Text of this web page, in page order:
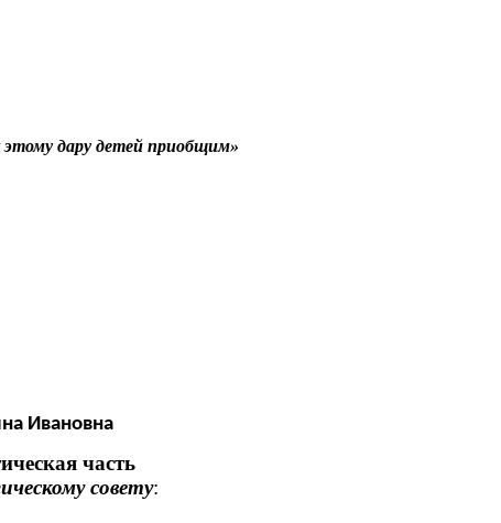
этому дару детей приобщим»
Ивановна
часть
совету: